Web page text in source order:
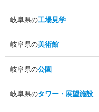
岐阜県の工場見学
岐阜県の美術館
岐阜県の公園
岐阜県のタワー・展望施設